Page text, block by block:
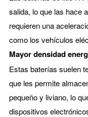
salida, lo que las hace
requieren una
como los vehículos
Mayor densidad
Estas baterías suelen
que les permite
pequeño y liviano, lo
dispositivos